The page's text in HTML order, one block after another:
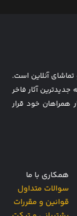
آنلاین است.
آثار فاخر
همراهان خود قرار
همکاری با ما
سوالات متداول
قوانین و مقررات